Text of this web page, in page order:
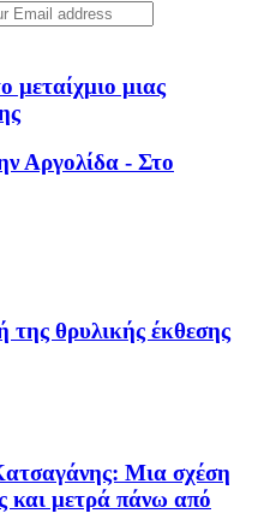
μιας
Αργολίδα - Στο
θρυλικής έκθεσης
Μια σχέση
και μετρά πάνω από